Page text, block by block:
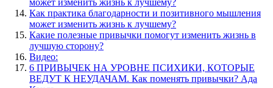
Как практика благодарности и позитивного мышления
может изменить жизнь к лучшему?
Какие полезные привычки помогут изменить жизнь в
лучшую сторону?
Видео:
6 ПРИВЫЧЕК НА УРОВНЕ ПСИХИКИ, КОТОРЫЕ
ВЕДУТ К НЕУДАЧАМ. Как поменять привычки? Ада